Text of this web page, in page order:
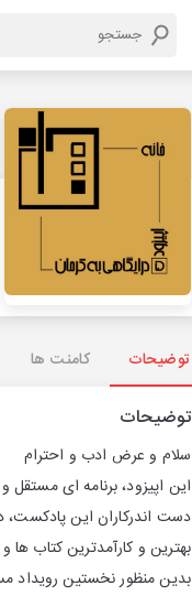
توضیحات کامنت ها
توضیحات
سلام و عرض ادب و احترام
این اپیزود، برنامه ای
دست اندرکاران این پادکست،
بهترین و کارآمدترین کتاب ها
بدین منظور نخستین رویداد